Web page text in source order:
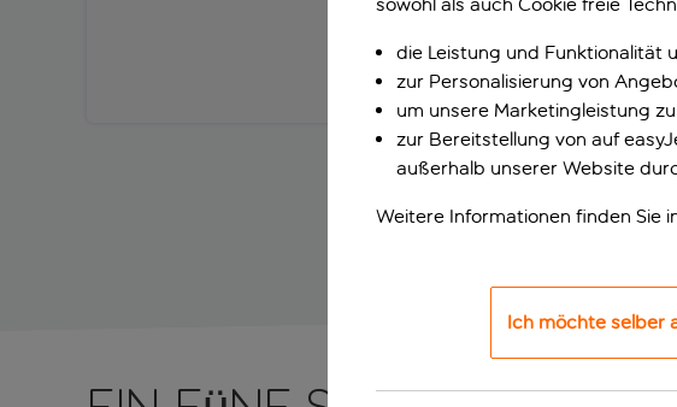
sowohl als auch Cookie freie
die Leistung und Funktionalität
zur Personalisierung von
um unsere Marketingleistung
zur Bereitstellung von auf
außerhalb unserer Website
Weitere Informationen finden Sie
Ich möchte selber